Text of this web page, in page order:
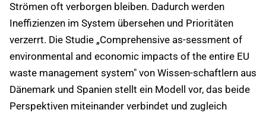
Strömen oft verborgen bleiben. Dadurch werden
Ineffizienzen im System übersehen und Prioritäten
verzerrt. Die Studie „Comprehensive as-sessment of
environmental and economic impacts of the entire EU
waste management system" von Wissen-schaftlern aus
Dänemark und Spanien stellt ein Modell vor, das beide
Perspektiven miteinander verbindet und zugleich